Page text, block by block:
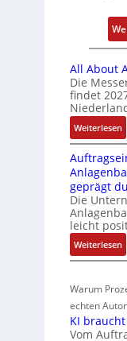
All About
Die
findet
Weiterlesen:
A
l
l
A
b
o
u
t
A
t
o
a
geprägt
Die
leicht
Weiterlesen:
A
f
t
r
a
Warum
echten
KI
Vom